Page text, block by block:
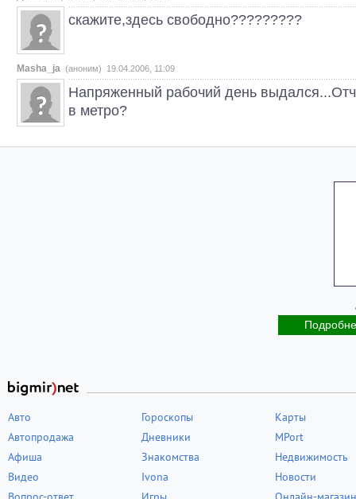
скажите,здесь свободно?????????
Masha_ja (аноним) 19.04.2006, 11:09
Напряженный рабочий день
в метро?
Авто
Автопродажа
Афиша
Видео
Гороскопы
Дневники
Знакомства
Ivona
Карты
MPort
Недвижимость
Новости